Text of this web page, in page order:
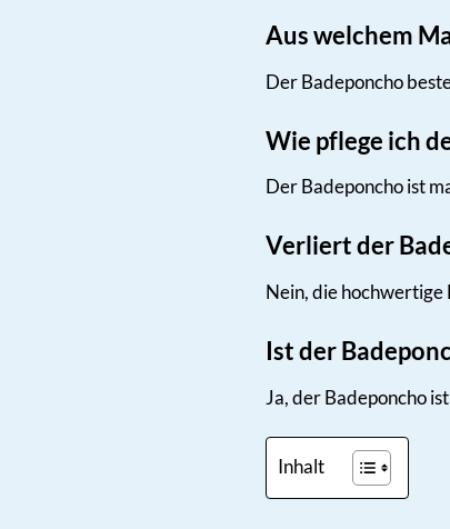
Aus welchem
Der Badeponcho
Wie pflege ich
Der Badeponcho ist
Verliert der
Nein, die hochwertige
Ist der
Ja, der Badeponcho
Inhalt